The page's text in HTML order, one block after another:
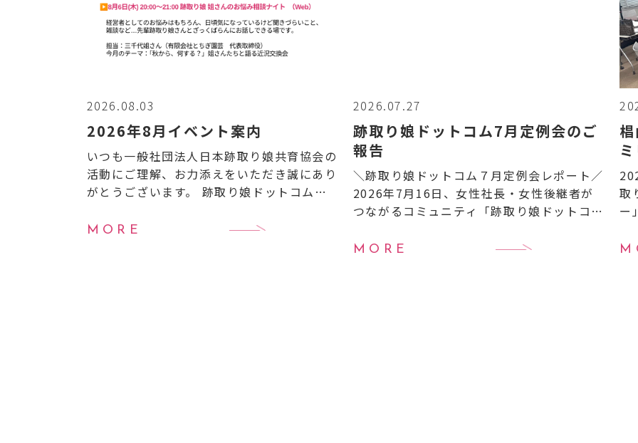
2026.08.03
2026年8月イベント案内
いつも一般社団法人日本跡取り娘共育協会の
活動にご理解、お力添えをいただき誠にあり
がとうございます。 跡取り娘ドットコムよ
ント案内】
8月6日（木）20:00〜21:00
MORE
2026.07.27
跡取り娘ドットコム7月定例会のご
報告
＼跡取り娘ドットコム７月定例会レポート／
2026年7月16日、女性社長・女性後継者が
つながるコミュニティ「跡取り娘ドットコ
国から次世代を担う女性経営者＝“跡取り
MORE
取
ー
継